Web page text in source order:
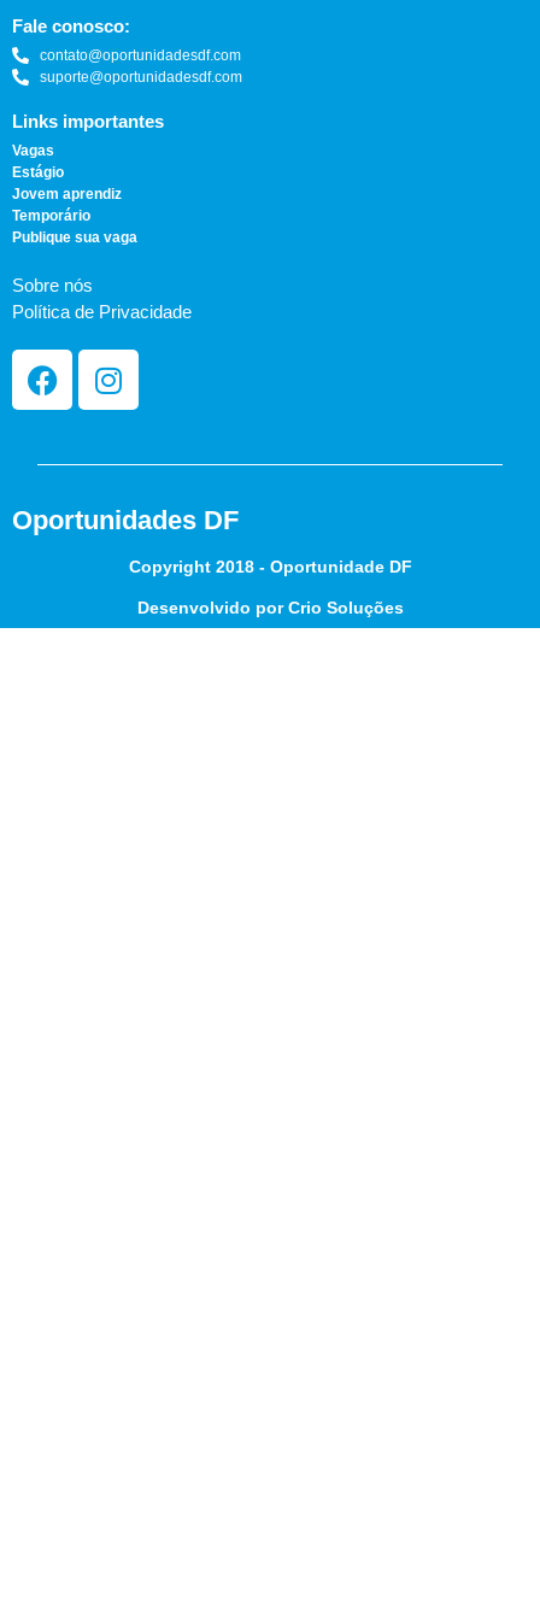
Fale conosco:
contato@oportunidadesdf.com
suporte@oportunidadesdf.com
Links importantes
Vagas
Estágio
Jovem aprendiz
Temporário
Publique sua vaga
Sobre nós
Política de Privacidade
Oportunidades DF
Copyright 2018 - Oportunidade DF
Desenvolvido por Crio Soluções